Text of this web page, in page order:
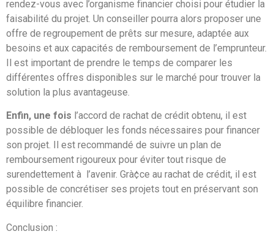
rendez-vous avec l’organisme financier choisi pour étudier la
faisabilité du projet. Un conseiller pourra alors proposer une
offre de regroupement de prêts sur mesure, adaptée aux
besoins et aux capacités de remboursement de l’emprunteur.
Il est important de prendre le temps de comparer les
différentes offres disponibles sur le marché pour trouver la
solution la plus avantageuse.
Enfin, une fois l’accord de rachat de crédit obtenu, il est
possible de débloquer les fonds nécessaires pour financer
son projet. Il est recommandé de suivre un plan de
remboursement rigoureux pour éviter tout risque de
surendettement à l’avenir. Grà¢ce au rachat de crédit, il est
possible de concrétiser ses projets tout en préservant son
équilibre financier.
Conclusion :